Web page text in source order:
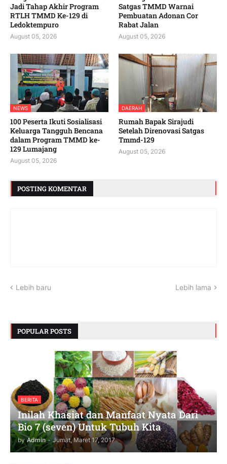
Jadi Tahap Akhir Program
RTLH TMMD Ke-129 di
Ledoktempuro
August 05, 2026
Satgas TMMD Warnai
Pembuatan Adonan Cor
Rabat Jalan
August 05, 2026
NEWS
100 Peserta Ikuti Sosialisasi
Keluarga Tangguh Bencana
dalam Program TMMD ke-
129 Lumajang
August 05, 2026
DAERAH
Rumah Bapak Sirajudi
Setelah Direnovasi Satgas
Tmmd-129
August 05, 2026
POSTING KOMENTAR
Lebih baru Lebih lama
POPULAR POSTS
BERITA
Inilah Khasiat dan Manfaat Nyata Dari
Bio 7 (seven) Untuk Tubuh Kita
by Admin - Jumat, Maret 17, 2017